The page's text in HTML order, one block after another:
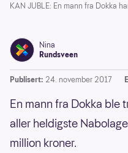
KAN JUBLE: En mann fra Dokka
Nina
Rundsveen
Publisert: 24. november 2017
En mann fra Dokka ble
aller heldigste
million kroner.